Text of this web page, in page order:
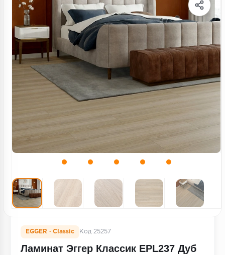
Инженерная доска
Паркетная доска
Террасная доска
Пробковое покрытие
Ковровая плитка
Плинтус
Строительные материалы
EGGER · Classic Код 25257
Ламинат Эггер Классик EPL237 Дуб